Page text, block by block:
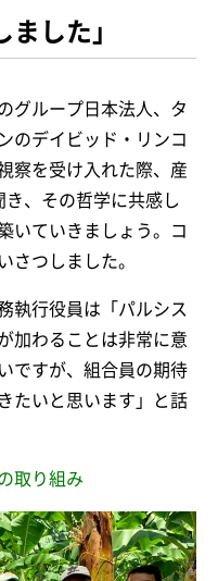
ました」
グループ日本法人、タ
のデイビッド・リンコ
察を受け入れた際、産
、その哲学に共感し
いていきましょう。コ
さつしました。
執行役員は「パルシス
加わることは非常に意
ですが、組合員の期待
たいと思います」と話
取り組み